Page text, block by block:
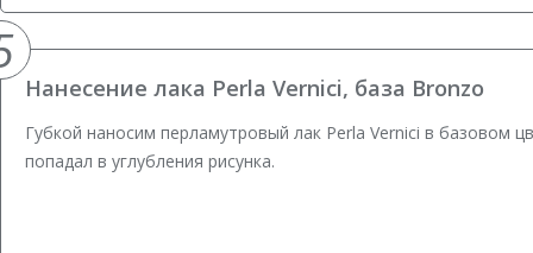
Нанесение лака Perla Vernici, база Bronzo
Губкой наносим перламутровый лак Perla Vernici в базовом
попадал в углубления рисунка.